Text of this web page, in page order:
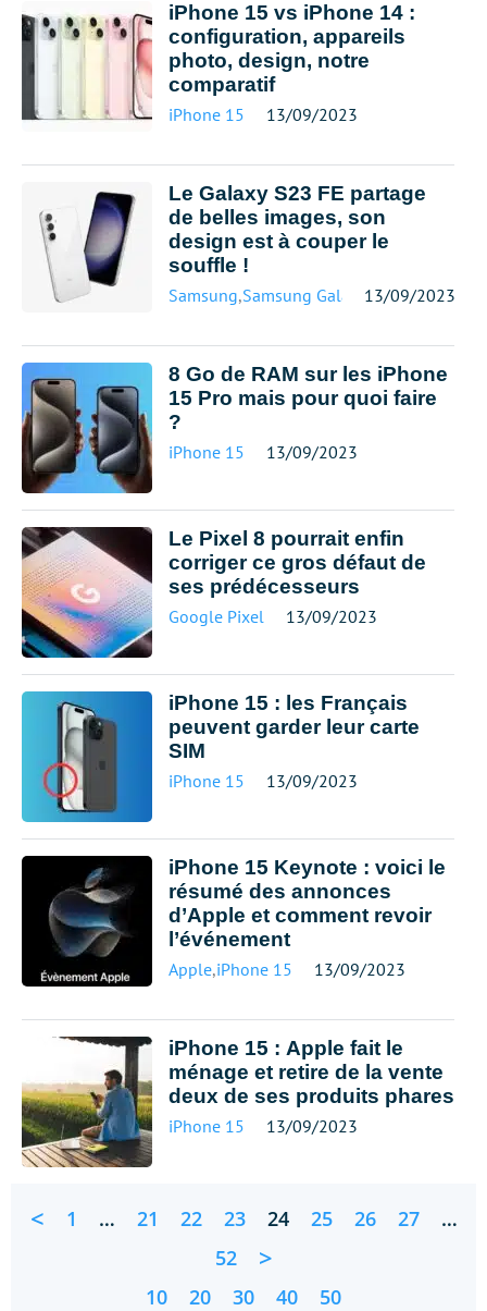
iPhone 15 vs iPhone 14 :
configuration, appareils
photo, design, notre
comparatif
iPhone 15 13/09/2023
Le Galaxy S23 FE partage
de belles images, son
design est à couper le
souffle !
Samsung,Samsung Galaxy S2313/09/2023
8 Go de RAM sur les iPhone
15 Pro mais pour quoi faire
?
iPhone 15 13/09/2023
Le Pixel 8 pourrait enfin
corriger ce gros défaut de
ses prédécesseurs
Google Pixel 13/09/2023
iPhone 15 : les Français
peuvent garder leur carte
SIM
iPhone 15 13/09/2023
iPhone 15 Keynote : voici le
résumé des annonces
d’Apple et comment revoir
l’événement
Apple,iPhone 15 13/09/2023
iPhone 15 : Apple fait le
ménage et retire de la vente
deux de ses produits phares
iPhone 15 13/09/2023
< 1 … 21 22 23 24 25 26 27
…
52
>
10 20 30 40 50